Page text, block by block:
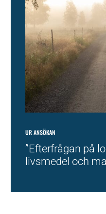
UR ANSÖKAN
”Efterfrågan på
livsmedel och